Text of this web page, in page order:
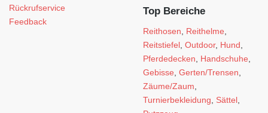
Rückrufservice
Feedback
Top Bereiche
Reithosen Reithelme
Reitstiefel Outdoor, Hund
Pferdedecken
Handschuhe
Gebisse Gerten/Trensen
Zäume/Zaum
Turnierbekleidung
Sättel